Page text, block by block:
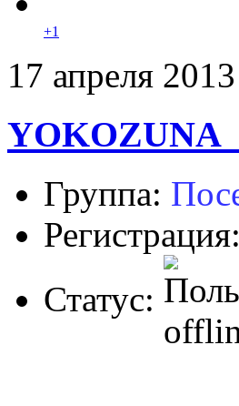
+1
17 апреля
Группа:
Статус: